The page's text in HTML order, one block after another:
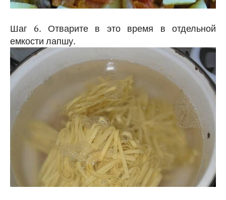
Шаг 6. Отварите в это время в отдельной
емкости лапшу.